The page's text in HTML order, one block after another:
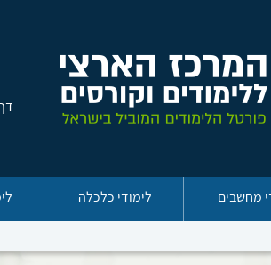
מחשבים לימודי כלכלה